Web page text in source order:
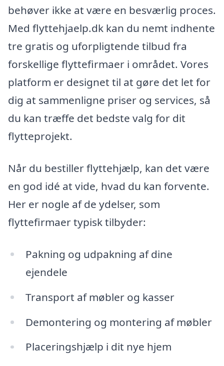
behøver ikke at være en besværlig proces.
Med flyttehjaelp.dk kan du nemt indhente
tre gratis og uforpligtende tilbud fra
forskellige flyttefirmaer i området. Vores
platform er designet til at gøre det let for
dig at sammenligne priser og services, så
du kan træffe det bedste valg for dit
flytteprojekt.
Når du bestiller flyttehjælp, kan det være
en god idé at vide, hvad du kan forvente.
Her er nogle af de ydelser, som
flyttefirmaer typisk tilbyder:
Pakning og udpakning af dine
ejendele
Transport af møbler og kasser
Demontering og montering af møbler
Placeringshjælp i dit nye hjem